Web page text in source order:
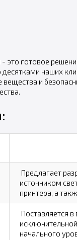
это готовое
десятками наших
и
Предлагает
источником
принтера, а
Поставляется
начального